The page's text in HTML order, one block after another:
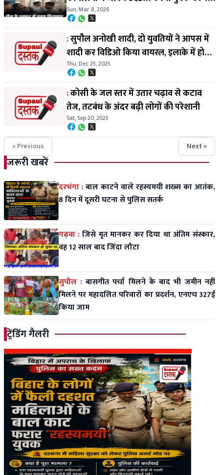
महंगा,
Sun, Mar 8, 2026
:सुपौल अनोखी शादी, दो युवतियों ने आपस में
शादी कर विडिओ किया वायरल, इलाके में हो
रही चर्चा
Thu, Dec 25, 2025
:कोसी के जल स्तर में उतार चढ़ाव से कटाव
तेज, तटबंध के अंदर बढ़ी लोगों की परेशानी
Sat, Sep 20, 2025
« Previous Next »
जरूरी खबरें
दरभंगा :बाल काटने वाले रहस्यमयी शख्स का आतंक,
8 दिन में दूसरी घटना से पुलिस सतर्क
गढ़वा :जिसे मृत मानकर कर दिया था अंतिम संस्कार,
वह 12 साल बाद जिंदा लौटा
सुपौल : बासगीत पर्चा मिलने के बाद भी जमीन नहीं
मिलने पर महादलित परिवारों का प्रदर्शन, एनएच 327ई
किया जाम
ट्रेंडिंग गैलरी